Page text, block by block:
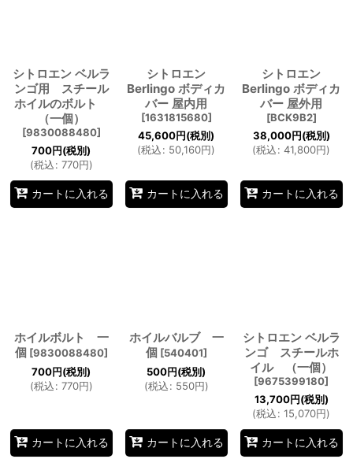
シトロエン ベルラ
ンゴ用 スチール
ホイルのボルト
（一個）
[9830088480]
700円(税別)
(税込: 770円)
カートに入れる
シトロエン
Berlingo ボディカ
バー 屋内用
[1631815680]
45,600円(税別)
(税込: 50,160円)
カートに入れる
シトロエン
Berlingo ボディカ
バー 屋外用
[BCK9B2]
38,000円(税別)
(税込: 41,800円)
カートに入れる
ホイルボルト 一
個 [9830088480]
700円(税別)
(税込: 770円)
カートに入れる
ホイルバルブ 一
個 [540401]
500円(税別)
(税込: 550円)
カートに入れる
シトロエン ベルラ
ンゴ スチールホ
イル （一個）
[9675399180]
13,700円(税別)
(税込: 15,070円)
カートに入れる